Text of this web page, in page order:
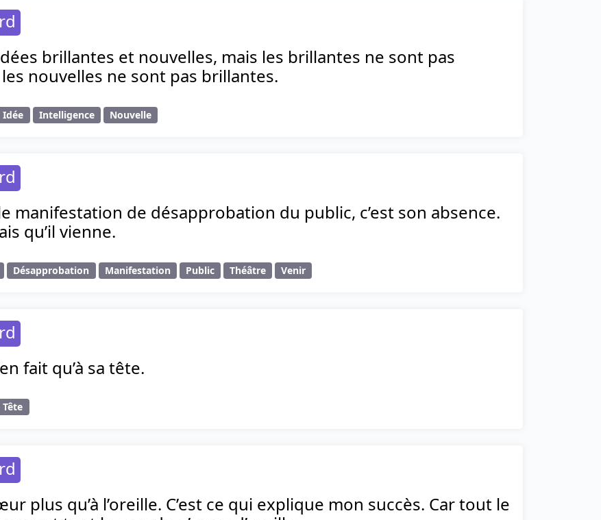
brillantes et nouvelles, mais les brillantes ne sont pas
nouvelles ne sont pas brillantes.
Idée Intelligence Nouvelle
manifestation de désapprobation du public, c’est son absence.
qu’il vienne.
Désapprobation Manifestation Public Théâtre Venir
fait qu’à sa tête.
Tête
plus qu’à l’oreille. C’est ce qui explique mon succès. Car tout le